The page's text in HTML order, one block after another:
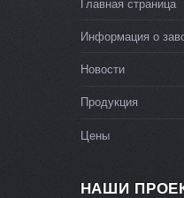
Главная страница
Информация о
Новости
Продукция
Цены
НАШИ